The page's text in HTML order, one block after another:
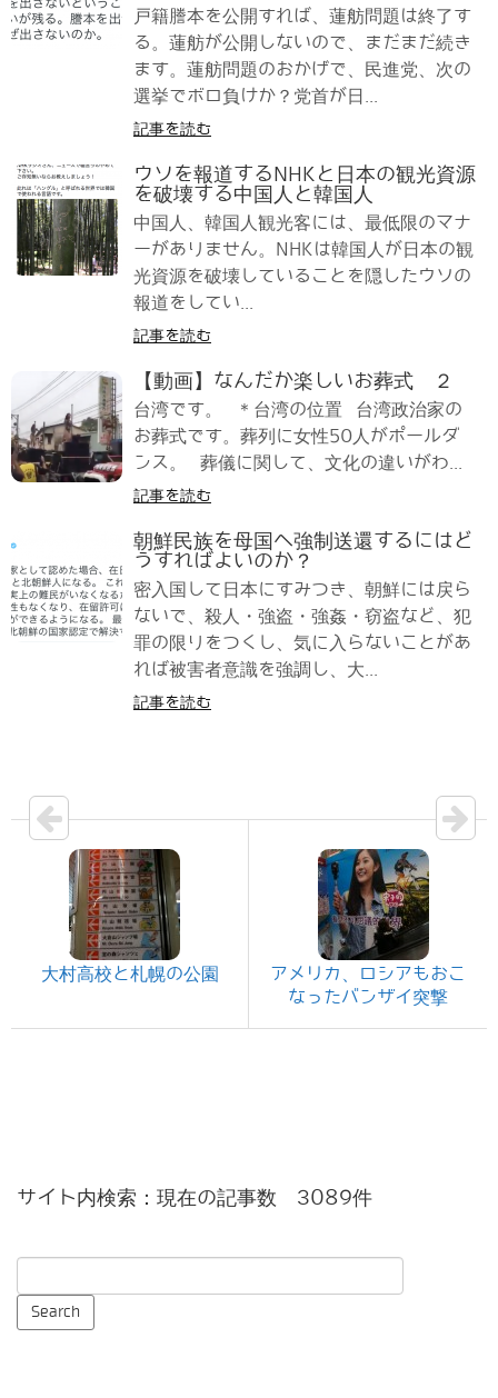
戸籍謄本を公開すれば、蓮舫問題は終了す
る。蓮舫が公開しないので、まだまだ続き
ます。蓮舫問題のおかげで、民進党、次の
選挙でボロ負けか？党首が日...
記事を読む
ウソを報道するNHKと日本の観光資源
を破壊する中国人と韓国人
中国人、韓国人観光客には、最低限のマナ
ーがありません。NHKは韓国人が日本の観
光資源を破壊していることを隠したウソの
報道をしてい...
記事を読む
【動画】なんだか楽しいお葬式 ２
台湾です。 ＊台湾の位置 台湾政治家の
お葬式です。葬列に女性50人がポールダ
ンス。 葬儀に関して、文化の違いがわ...
記事を読む
朝鮮民族を母国へ強制送還するにはど
うすればよいのか？
密入国して日本にすみつき、朝鮮には戻ら
ないで、殺人・強盗・強姦・窃盗など、犯
罪の限りをつくし、気に入らないことがあ
れば被害者意識を強調し、大...
記事を読む
大村高校と札幌の公園
アメリカ、ロシアもおこ
なったバンザイ突撃
サイト内検索：現在の記事数 3089件